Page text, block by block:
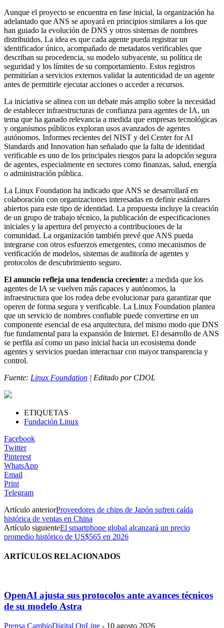
Aunque el proyecto se encuentra en fase inicial, la organización ha
adelantado que ANS se apoyará en principios similares a los que
han guiado la evolución de DNS y otros sistemas de nombres
distribuidos. La idea es que cada agente pueda registrar un
identificador único, acompañado de metadatos verificables que
describan su procedencia, su modelo subyacente, su política de
seguridad y los límites de su comportamiento. Estos registros
permitirían a servicios externos validar la autenticidad de un agente
antes de permitirle ejecutar acciones o acceder a recursos.
La iniciativa se alinea con un debate más amplio sobre la necesidad
de establecer infraestructuras de confianza para agentes de IA, un
tema que ha ganado relevancia a medida que empresas tecnológicas
y organismos públicos exploran usos avanzados de agentes
autónomos. Informes recientes del NIST y del Center for AI
Standards and Innovation han señalado que la falta de identidad
verificable es uno de los principales riesgos para la adopción segura
de agentes, especialmente en sectores como finanzas, salud, energía
o administración pública.
La Linux Foundation ha indicado que ANS se desarrollará en
colaboración con organizaciones interesadas en definir estándares
abiertos para este tipo de identidad. La propuesta incluye la creación
de un grupo de trabajo técnico, la publicación de especificaciones
iniciales y la apertura del proyecto a contribuciones de la
comunidad. La organización también prevé que ANS pueda
integrarse con otros esfuerzos emergentes, como mecanismos de
verificación de modelos, sistemas de auditoría de agentes y
protocolos de descubrimiento seguro.
El anuncio refleja una tendencia creciente: a medida que los
agentes de IA se vuelven más capaces y autónomos, la
infraestructura que los rodea debe evolucionar para garantizar que
operen de forma segura y verificable. La Linux Foundation plantea
que un servicio de nombres confiable puede convertirse en un
componente esencial de esa arquitectura, del mismo modo que DNS
fue fundamental para la expansión de Internet. El desarrollo de ANS
se perfila así como un paso inicial hacia un ecosistema donde
agentes y servicios puedan interactuar con mayor transparencia y
control.
Fuente: Linux Foundation | Editado por CDOL
ETIQUETAS
Fundación Linux
Facebook
Twitter
Pinterest
WhatsApp
Email
Print
Telegram
Artículo anteriorProveedores de chips de Japón sufren caída
histórica de ventas en China
Artículo siguienteEl smartphone global alcanzará un precio
promedio histórico de US$565 en 2026
ARTÍCULOS RELACIONADOS
OpenAI ajusta sus protocolos ante avances técnicos
de su modelo Astra
Prensa CambioDigital OnLine - 10 agosto 2026